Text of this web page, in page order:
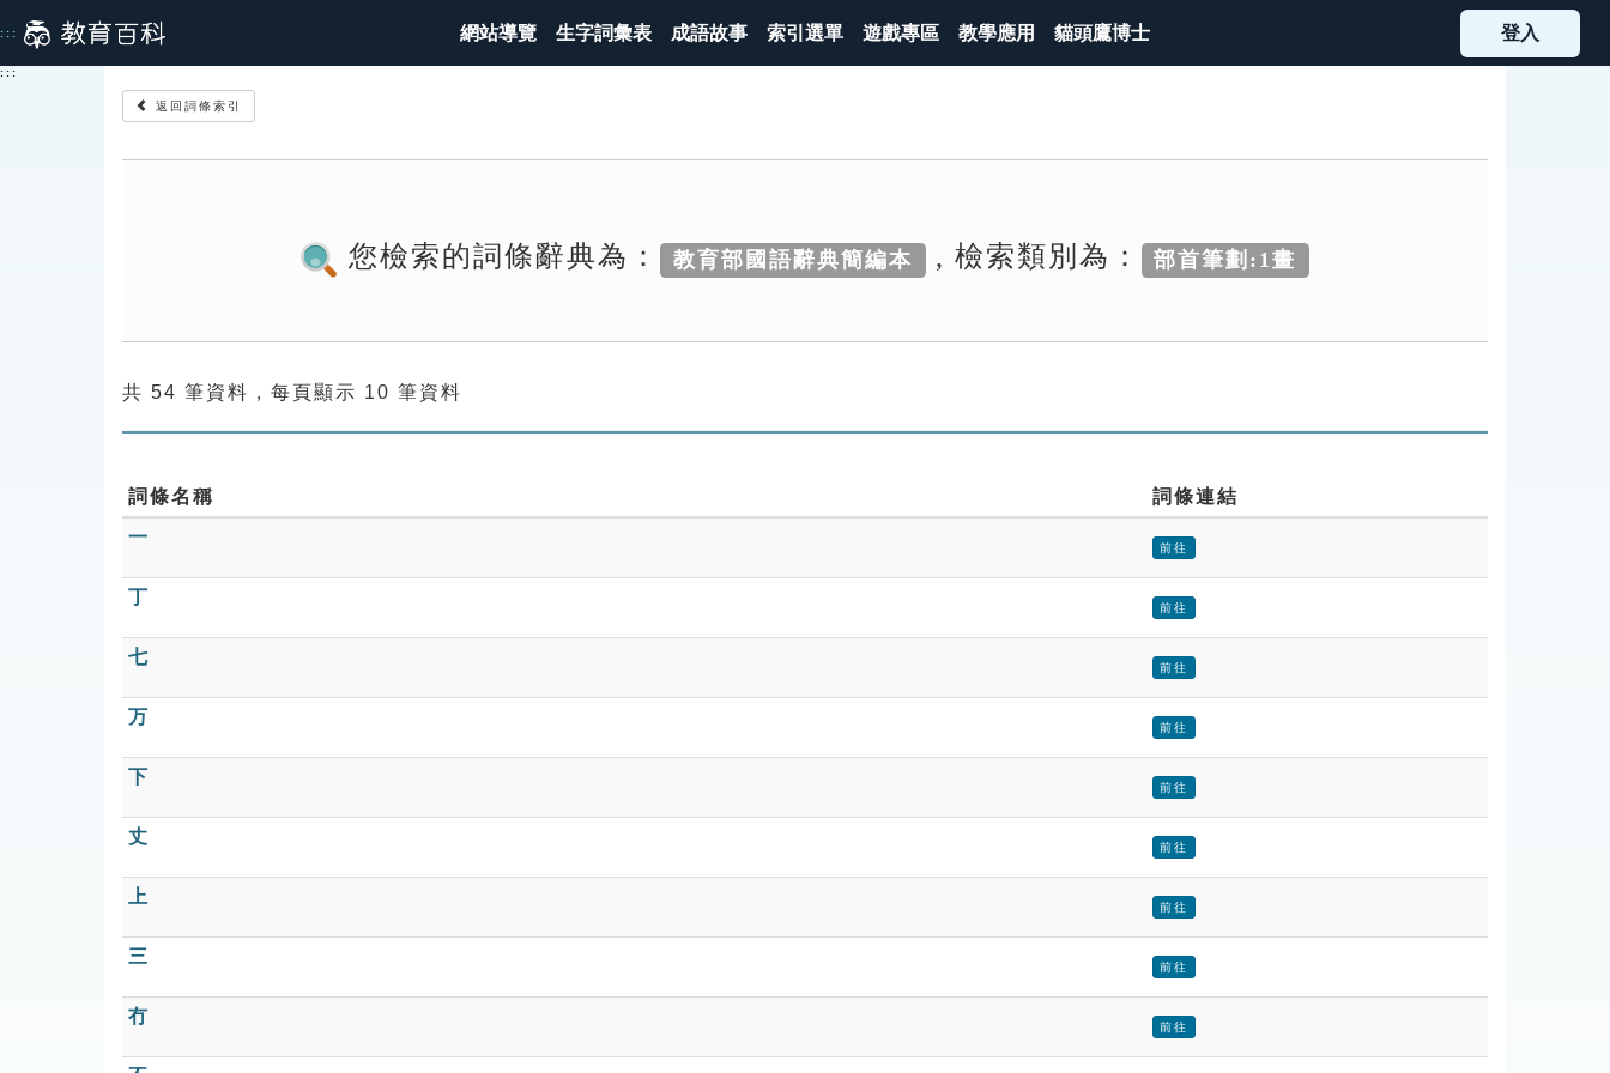
到
主
::: 網站導覽 生字詞彙表 成語故事 索引選單 遊戲專區 教學應用 貓頭鷹博士 登入
:::
返回詞條索引
您檢索的詞條辭典為： 教育部國語辭典簡編本 , 檢索類別為： 部首筆劃:1畫
共 54 筆資料，每頁顯示 10 筆資料
詞條名稱
詞條連結
一
前往
丁
前往
七
前往
万
前往
下
前往
丈
前往
上
前往
三
前往
冇
前往